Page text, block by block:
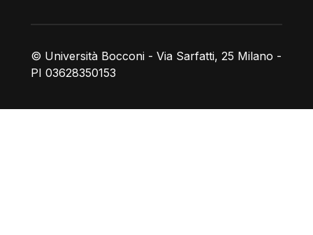
© Università Bocconi - Via Sarfatti, 25 Milano -
PI 03628350153